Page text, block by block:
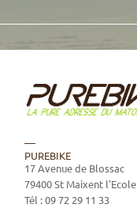
PUREBIKE
17 Avenue de Blossac
79400St Maixent l'Ecole
Tél :09 72 29 11 33